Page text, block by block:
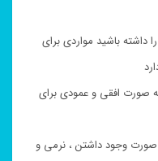
داشته باشید مواردی برای
افقی و عمودی برای
وجود داشتن ، نرمی و